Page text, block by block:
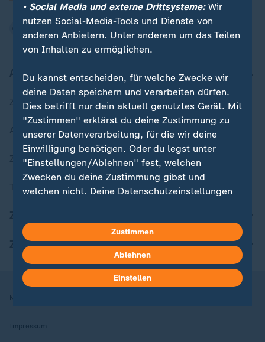
Aktuell bei ZDFheute
Zuletzt veröffentlicht
Aktuelle Sendungs-Videos
ZDFheute Stories
Themen im Überblick
ZDFheute Apps
Nutzungsbedingungen
Impressum
• Social Media und externe Drittsysteme:Wir
nutzen Social-Media-Tools und Dienste von
anderen Anbietern. Unter anderem um das Teilen
von Inhalten zu ermöglichen.
Du kannst entscheiden, für welche Zwecke wir
deine Daten speichern und verarbeiten dürfen.
Dies betrifft nur dein aktuell genutztes Gerät. Mit
"Zustimmen" erklärst du deine Zustimmung zu
unserer Datenverarbeitung, für die wir deine
Einwilligung benötigen. Oder du legst unter
"Einstellungen/Ablehnen" fest, welchen
Zwecken du deine Zustimmung gibst und
welchen nicht. Deine Datenschutzeinstellungen
Hier findest du das Impressum.
Weitere Informationen findest du in unserer
Datenschutzerklärung.
Zustimmen
Ablehnen
Einstellen